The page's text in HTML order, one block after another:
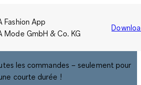
Fashion App
Mode GmbH & Co. KG
les commandes – seulement pour
courte durée !